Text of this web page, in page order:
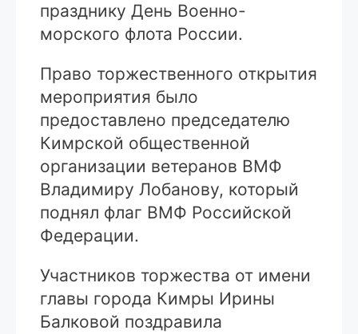
празднику День Военно-
морского флота России.
Право торжественного открытия
мероприятия было
предоставлено председателю
Кимрской общественной
организации ветеранов ВМФ
Владимиру Лобанову, который
поднял флаг ВМФ Российской
Федерации.
Участников торжества от имени
главы города Кимры Ирины
Балковой поздравила